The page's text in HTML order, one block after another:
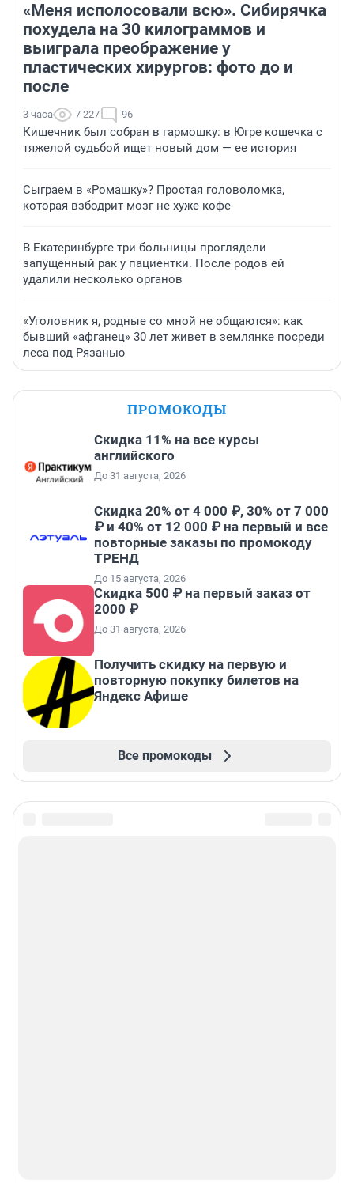
«Меня исполосовали всю». Сибирячка
похудела на 30 килограммов и
выиграла преображение у
пластических хирургов: фото до и
после
3 часа 7 227 96
Кишечник был собран в гармошку: в Югре кошечка с
тяжелой судьбой ищет новый дом — ее история
Сыграем в «Ромашку»? Простая головоломка,
которая взбодрит мозг не хуже кофе
В Екатеринбурге три больницы проглядели
запущенный рак у пациентки. После родов ей
удалили несколько органов
«Уголовник я, родные со мной не общаются»: как
бывший «афганец» 30 лет живет в землянке посреди
леса под Рязанью
ПРОМОКОДЫ
Скидка 11% на все курсы
английского
До 31 августа, 2026
Скидка 20% от 4 000 ₽, 30% от 7 000
₽ и 40% от 12 000 ₽ на первый и все
повторные заказы по промокоду
ТРЕНД
До 15 августа, 2026
Скидка 500 ₽ на первый заказ от
2000 ₽
До 31 августа, 2026
Получить скидку на первую и
повторную покупку билетов на
Яндекс Афише
Все промокоды